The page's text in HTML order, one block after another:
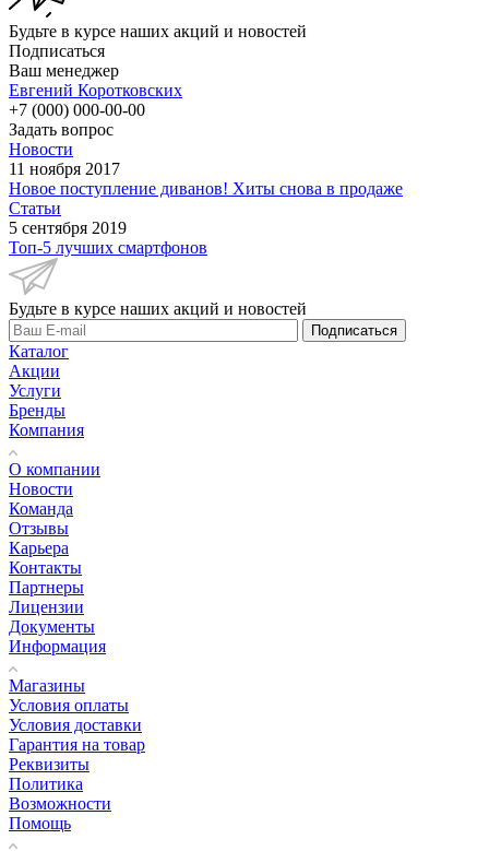
Будьте в курсе наших акций и новостей
Подписаться
Ваш менеджер
Евгений Коротковских
+7 (000) 000-00-00
Задать вопрос
Новости
11 ноября 2017
Новое поступление диванов! Хиты снова в продаже
Статьи
5 сентября 2019
Топ-5 лучших смартфонов
Будьте в курсе наших акций и новостей
Подписаться
Каталог
Акции
Услуги
Бренды
Компания
О компании
Новости
Команда
Отзывы
Карьера
Контакты
Партнеры
Лицензии
Документы
Информация
Магазины
Условия оплаты
Условия доставки
Гарантия на товар
Реквизиты
Политика
Возможности
Помощь